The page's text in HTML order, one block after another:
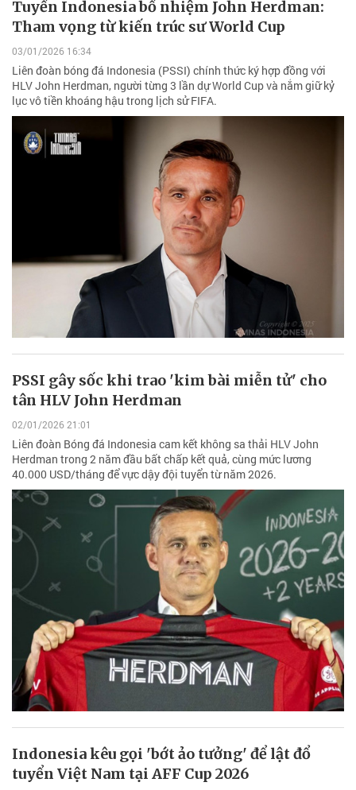
Tuyển Indonesia bổ nhiệm John Herdman:
Tham vọng từ kiến trúc sư World Cup
03/01/2026 16:34
Liên đoàn bóng đá Indonesia (PSSI) chính thức ký hợp đồng với
HLV John Herdman, người từng 3 lần dự World Cup và nắm giữ kỷ
lục vô tiền khoáng hậu trong lịch sử FIFA.
PSSI gây sốc khi trao 'kim bài miễn tử' cho
tân HLV John Herdman
02/01/2026 21:01
Liên đoàn Bóng đá Indonesia cam kết không sa thải HLV John
Herdman trong 2 năm đầu bất chấp kết quả, cùng mức lương
40.000 USD/tháng để vực dậy đội tuyển từ năm 2026.
Indonesia kêu gọi 'bớt ảo tưởng' để lật đổ
tuyển Việt Nam tại AFF Cup 2026